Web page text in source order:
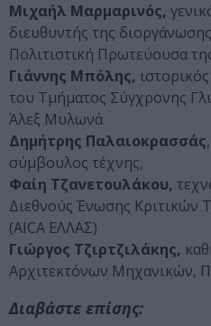
Μιχαήλ Μαρμαρινός,
διευθυντής της
Πολιτιστική Πρωτεύουσα
Γιάννης Μπόλης,
του Τμήματος Σύγχρονης
Άλεξ Μυλωνά
Δημήτρης Παλαιοκρασσάς
σύμβουλος τέχνης,
Φαίη Τζανετουλάκου,
Διεθνούς Ένωσης Κριτικών
(AICA ΕΛΛΑΣ)
Γιώργος Τζιρτζιλάκης,
Αρχιτεκτόνων Μηχανικών,
Διαβάστε επίσης: